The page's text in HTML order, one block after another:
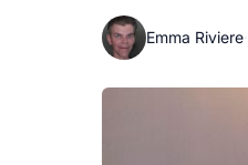
Emma Riviere·